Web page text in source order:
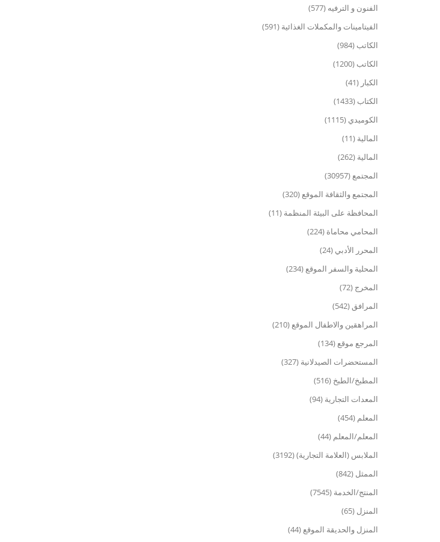
الفنون و الترفيه (577)
الفيتامينات والمكملات الغذائية (591)
الكاتب (984)
الكاتب (1200)
الكبار (41)
الكتاب (1433)
الكوميدي (1115)
المالية (11)
المالية (262)
المجتمع (30957)
المجتمع والثقافة الموقع (320)
المحافظة على البيئة المنظمة (11)
المحامي محاماة (224)
المحرر الأدبي (24)
المحلية والسفر الموقع (234)
المخرج (72)
المرافق (542)
المراهقين والاطفال الموقع (210)
المرجع موقع (134)
المستحضرات الصيدلانية (327)
المطبخ/الطبخ (516)
المعدات التجارية (94)
المعلم (454)
المعلم/المعلم (44)
الملابس (العلامة التجارية) (3192)
الممثل (842)
المنتج/الخدمة (7545)
المنزل (65)
المنزل والحديقة الموقع (44)